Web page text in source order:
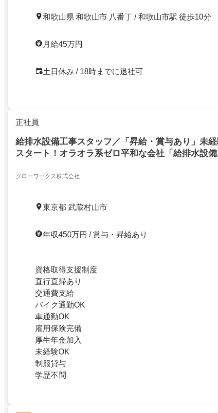
和歌山県 和歌山市 八番丁 / 和歌山市駅 徒歩10分
月給45万円
土日休み / 18時までに退社可
正社員
給排水設備工事スタッフ／「昇給・賞与あり」未
スタート！オラオラ系ゼロ平和な会社「給排水設
グローワークス株式会社
東京都 武蔵村山市
年収450万円 / 賞与・昇給あり
資格取得支援制度
直行直帰あり
交通費支給
バイク通勤OK
車通勤OK
雇用保険完備
厚生年金加入
未経験OK
制服貸与
学歴不問